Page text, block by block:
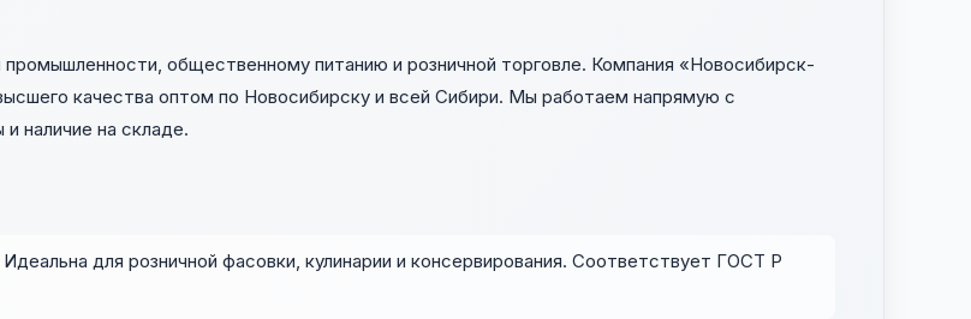
общественному питанию и розничной торговле. Компания «Новосибирск-
качества оптом по Новосибирску и всей Сибири. Мы работаем напрямую с
наличие на складе.
для розничной фасовки, кулинарии и консервирования. Соответствует ГОСТ Р